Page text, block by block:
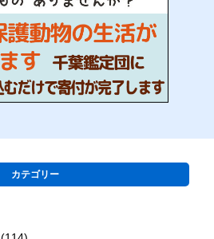
カテゴリー